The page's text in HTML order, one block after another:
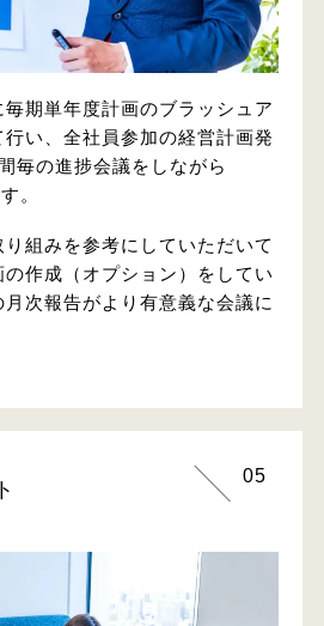
期単年度計画のブラッシュア
い、全社員参加の経営計画発
毎の進捗会議をしながら
。
組みを参考にしていただいて
作成（オプション）をしてい
次報告がより有意義な会議に
05